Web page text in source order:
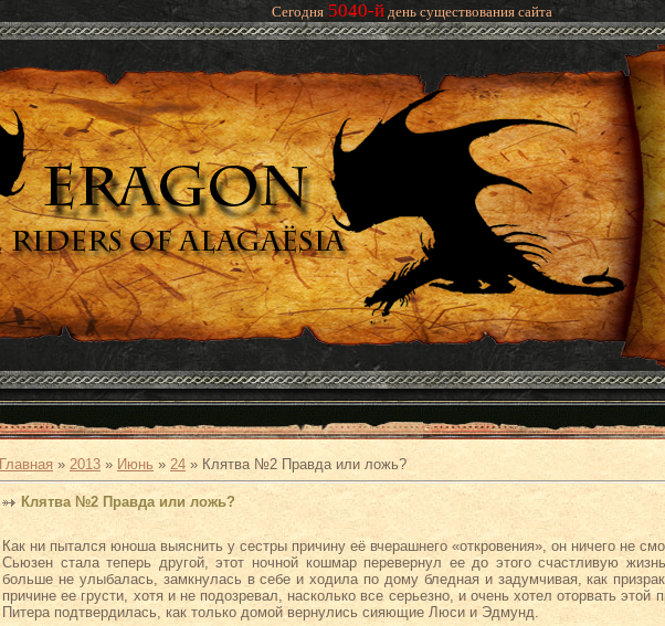
Сегодня 5040-й день существования сайта
Главная » 2013 » Июнь » 24 » Клятва №2 Правда или ложь?
Клятва №2 Правда или ложь?
Как ни пытался юноша выяснить у сестры причину её вчерашнего «откровения», он ничего не
Сьюзен стала теперь другой, этот ночной кошмар перевернул ее до этого счастливую
больше не улыбалась, замкнулась в себе и ходила по дому бледная и задумчивая, как
причине ее грусти, хотя и не подозревал, насколько все серьезно, и очень хотел оторвать этой
Питера подтвердилась, как только домой вернулись сияющие Люси и Эдмунд.